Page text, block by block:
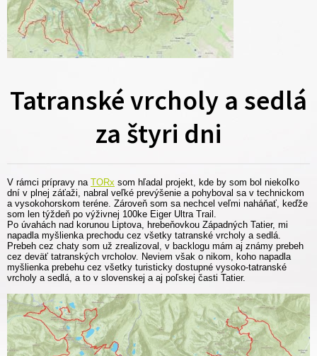
Tatranské vrcholy a sedlá
za štyri dni
V rámci prípravy na TORx som hľadal projekt, kde by som bol niekoľko
dní v plnej záťaži, nabral veľké prevýšenie a pohyboval sa v technickom
a vysokohorskom teréne. Zároveň som sa nechcel veľmi naháňať, keďže
som len týždeň po výživnej 100ke Eiger Ultra Trail.
Po úvahách nad korunou Liptova, hrebeňovkou Západných Tatier, mi
napadla myšlienka prechodu cez všetky tatranské vrcholy a sedlá.
Prebeh cez chaty som už zrealizoval, v backlogu mám aj známy prebeh
cez deväť tatranských vrcholov. Neviem však o nikom, koho napadla
myšlienka prebehu cez všetky turisticky dostupné vysoko-tatranské
vrcholy a sedlá, a to v slovenskej a aj poľskej časti Tatier.